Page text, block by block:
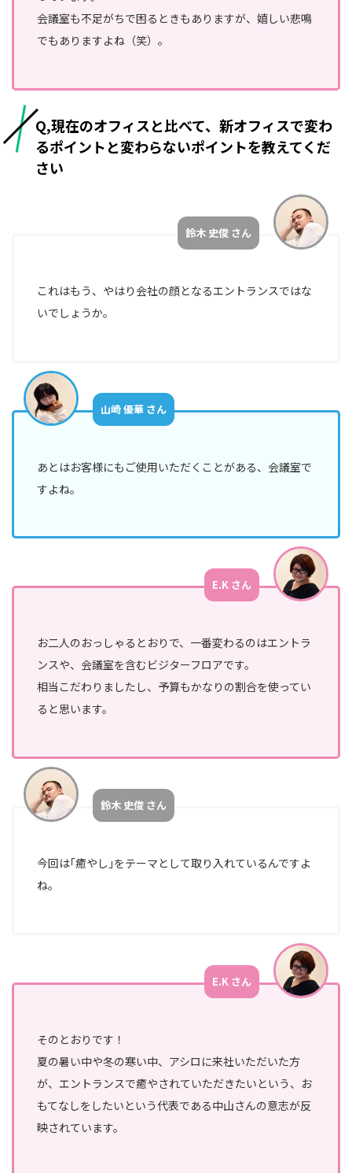
会議室も不足がちで困るときもありますが、嬉しい悲鳴
でもありますよね（笑）。
Q,現在のオフィスと比べて、新オフィスで変わ
るポイントと変わらないポイントを教えてくだ
さい
鈴木 史俊 さん
これはもう、やはり会社の顔となるエントランスではな
いでしょうか。
山崎 優華 さん
あとはお客様にもご使用いただくことがある、会議室で
すよね。
E.K さん
お二人のおっしゃるとおりで、一番変わるのはエントラ
ンスや、会議室を含むビジターフロアです。
相当こだわりましたし、予算もかなりの割合を使ってい
ると思います。
鈴木 史俊 さん
今回は｢癒やし｣をテーマとして取り入れているんですよ
ね。
E.K さん
そのとおりです！
夏の暑い中や冬の寒い中、アシロに来社いただいた方
が、エントランスで癒やされていただきたいという、お
もてなしをしたいという代表である中山さんの意志が反
映されています。